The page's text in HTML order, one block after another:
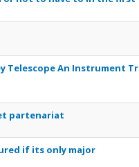
Telescope An Instrument
et partenariat
if its only major